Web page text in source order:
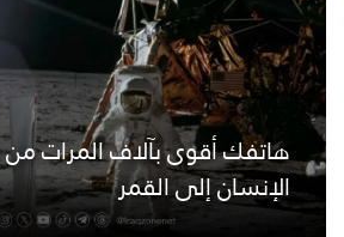
هاتفك أقوى بآلاف المرات
الإنسان إلى القمر